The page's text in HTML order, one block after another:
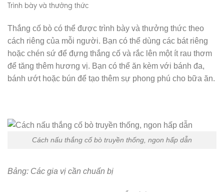
Trình bày và thưởng thức
Thắng cố bò có thể được trình bày và thưởng thức theo
cách riêng của mỗi người. Bạn có thể dùng các bát riêng
hoặc chén sứ để đựng thắng cố và rắc lên một ít rau thơm
để tăng thêm hương vị. Bạn có thể ăn kèm với bánh đa,
bánh ướt hoặc bún để tạo thêm sự phong phú cho bữa ăn.
Cách nấu thắng cố bò truyền thống, ngon hấp dẫn
Bảng: Các gia vị cần chuẩn bị